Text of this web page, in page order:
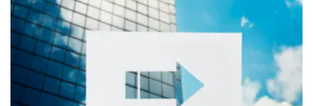
Pranašumas konkurencinėje kovoje
Akyliau patyrinėjus pasimato, kad tikrai ne visi
verslai yra iki galo išbaigę savo įvaizdį ir išlaiko
jo tęstinumą įvairiose informavimo platformose.